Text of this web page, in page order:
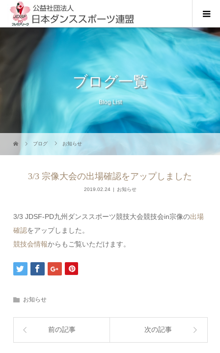
ブログ一覧
Blog List
ブログ お知らせ
3/3 宗像大会の出場確認をアップしました
2019.02.24 お知らせ
3/3 JDSF-PD九州ダンススポーツ競技大会競技会in宗像の出場
確認をアップしました。
競技会情報からもご覧いただけます。
お知らせ
前の記事 次の記事